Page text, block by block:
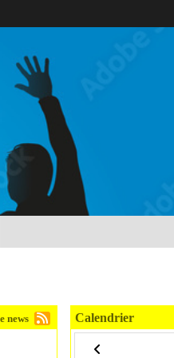
news Calendrier